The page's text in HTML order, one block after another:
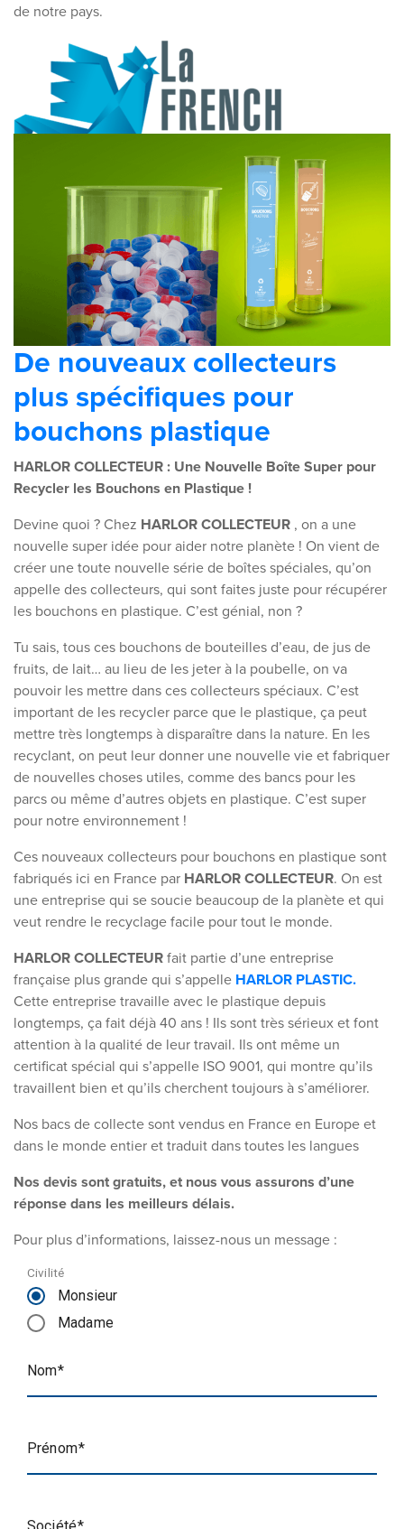
de notre pays.
De nouveaux collecteurs
plus spécifiques pour
bouchons plastique
HARLOR COLLECTEUR : Une Nouvelle Boîte Super pour
Recycler les Bouchons en Plastique !
Devine quoi ? Chez HARLOR COLLECTEUR , on a une
nouvelle super idée pour aider notre planète ! On vient de
créer une toute nouvelle série de boîtes spéciales, qu’on
appelle des collecteurs, qui sont faites juste pour récupérer
les bouchons en plastique. C’est génial, non ?
Tu sais, tous ces bouchons de bouteilles d’eau, de jus de
fruits, de lait… au lieu de les jeter à la poubelle, on va
pouvoir les mettre dans ces collecteurs spéciaux. C’est
important de les recycler parce que le plastique, ça peut
mettre très longtemps à disparaître dans la nature. En les
recyclant, on peut leur donner une nouvelle vie et fabriquer
de nouvelles choses utiles, comme des bancs pour les
parcs ou même d’autres objets en plastique. C’est super
pour notre environnement !
Ces nouveaux collecteurs pour bouchons en plastique sont
fabriqués ici en France par HARLOR COLLECTEUR. On est
une entreprise qui se soucie beaucoup de la planète et qui
veut rendre le recyclage facile pour tout le monde.
HARLOR COLLECTEUR fait partie d’une entreprise
française plus grande qui s’appelle HARLOR PLASTIC.
Cette entreprise travaille avec le plastique depuis
longtemps, ça fait déjà 40 ans ! Ils sont très sérieux et font
attention à la qualité de leur travail. Ils ont même un
certificat spécial qui s’appelle ISO 9001, qui montre qu’ils
travaillent bien et qu’ils cherchent toujours à s’améliorer.
Nos bacs de collecte sont vendus en France en Europe et
dans le monde entier et traduit dans toutes les langues
Nos devis sont gratuits, et nous vous assurons d’une
réponse dans les meilleurs délais.
Pour plus d’informations, laissez-nous un message :
Civilité
Monsieur
Madame
Nom
Prénom